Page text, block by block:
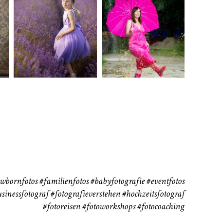
Kinder
111
Babybauch
37
#familienfotos #babyfotografie #eventfotos
#fotografieverstehen #hochzeitsfotograf
#fotoreisen #fotoworkshops #fotocoaching